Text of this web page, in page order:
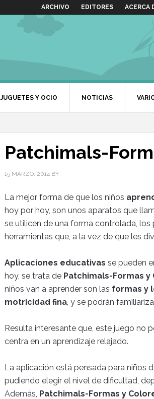
ARCHIVO EDITORES ACERCA
JUGUETES Y OCIO NOTICIAS
Patchimals-
15 MARZO, 2014 BY
La mejor forma de que los niños
hoy por hoy, son unos aparatos que
se utilicen de una forma controlada,
herramientas que, a la vez de que les
Aplicaciones educativas se pueden
hoy, se trata de Patchimals-Formas y
niños van a aprender son las formas y
motricidad fina, y se podrán
Resulta interesante que, este juego no
centra en un aprendizaje relajado.
La aplicación está pensada para niños
pudiendo elegir el nivel de dificultad,
Además, Patchimals-Formas y